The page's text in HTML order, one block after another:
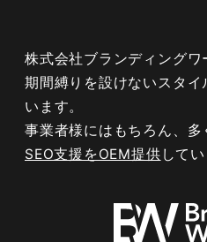
株式会社ブランディング
期間縛りを設けないスタイ
います。
事業者様にはもちろん、多
SEO支援をOEM提供 してい